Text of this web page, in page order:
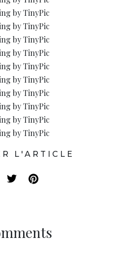
L'ARTICLE